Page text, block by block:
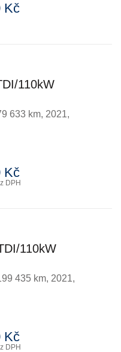
Kč
110kW
633 km, 2021,
Kč
DPH
110kW
435 km, 2021,
Kč
DPH